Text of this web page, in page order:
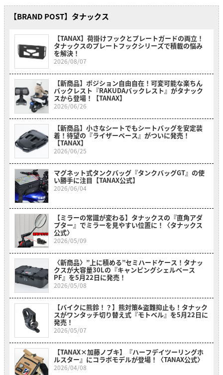
【BRAND POST】タナックス
【TANAX】荷掛けフックとプレートガードの両立！
タナックスのプレートフックシリーズで積載の悩み
を解決！
2026/08/07
【新商品】ポジション自由自在！可変可能な楽ちん
バックレスト『RAKUDAバックレスト』がタナック
スから登場！【TANAX】
2026/06/26
【新商品】小さなシートでもシートバッグを安定装
着！待望の『ライザーベース』がついに発売！
【TANAX】
2026/06/25
マグネット式タンクバッグ『タンクバッグGT』の使
い勝手に注目【TANAX公式】
2026/06/04
【ミラーの常識が変わる】タナックスの『直角アダ
プター』でミラーを見やすい位置に！〈タナックス
公式〉
2026/05/09
〈新商品〉”上に積める”セミハードケース！タナッ
クスが大容量30Lの『キャンピングシェルベース
PF』を5月22日に発売！
2026/05/08
【バイクに熊鈴！？】熊対策&盗難抑止も！タナック
スがワンタッチ切り替え式『モトベル』を5月22日に
発売！
2026/05/07
【TANAX×加藤ノブキ】『ハーフデイツーリングホ
ルスター』にコラボモデルが登場！〈TANAX公式〉
2026/04/08